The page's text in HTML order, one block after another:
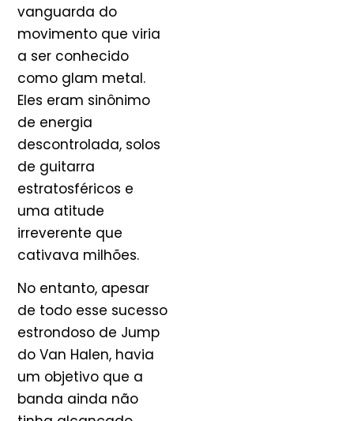
vanguarda do
movimento que viria
a ser conhecido
como glam metal.
Eles eram sinônimo
de energia
descontrolada, solos
de guitarra
estratosféricos e
uma atitude
irreverente que
cativava milhões.
No entanto, apesar
de todo esse sucesso
estrondoso de Jump
do Van Halen, havia
um objetivo que a
banda ainda não